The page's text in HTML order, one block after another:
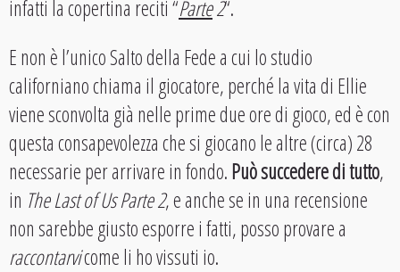
infatti la copertina reciti “Parte2“.
E non è l’unico Salto della Fede a cui lo studio
californiano chiama il giocatore, perché la vita di Ellie
viene sconvolta già nelle prime due ore di gioco, ed è con
questa consapevolezza che si giocano le altre (circa) 28
necessarie per arrivare in fondo.Può succedere di tutto,
in The Last of Us Parte 2, e anche se in una recensione
non sarebbe giusto esporre i fatti, posso provare a
raccontarvicome li ho vissuti io.